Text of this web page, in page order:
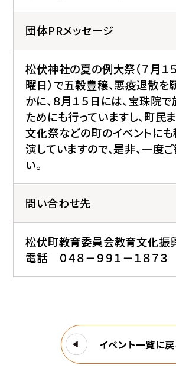
団体PRメッセージ
松伏神社の夏の例大祭（７月１
曜日）で五穀豊穣、悪疫退散を
かに、８月１５日には、宝珠院
ためにも行っていますし、町民
文化祭などの町のイベントに
演していますので、是非、一度
い。
問い合わせ先
松伏町教育委員会教育文化振
電話 ０４８－９９１－１８７３
イベント一覧に